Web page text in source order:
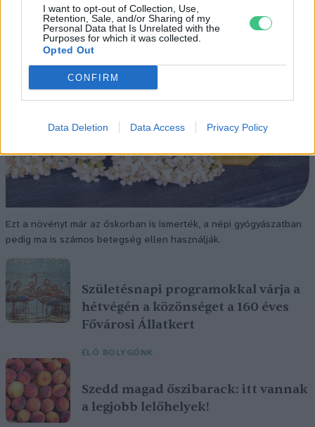
I want to opt-out of Collection, Use,
Retention, Sale, and/or Sharing of my
Personal Data that Is Unrelated with the
Purposes for which it was collected.
Opted Out
CONFIRM
Data Deletion Data Access Privacy Policy
Ezt a növényt már az őskorban is ismerték, a népi gyógyászatban
pedig ma is számos betegség ellen használják.
Születésnapi programokkal várja a
hétvégén a közönséget a 160 éves
Fővárosi Állatkert
ÉLŐ BOLYGÓNK
Szedd magad őszibarack: itt vannak
a legjobb lelőhelyek!